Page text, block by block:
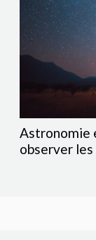
Astronomie
observer